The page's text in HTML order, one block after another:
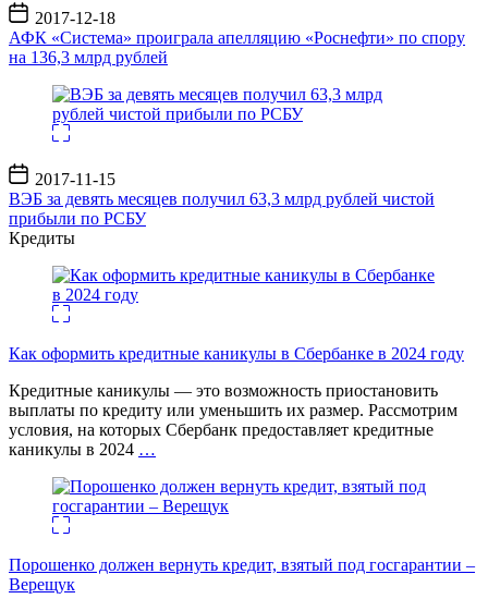
Дата
записи
2017-12-18
АФК «Система» проиграла апелляцию «Роснефти» по спору
на 136,3 млрд рублей
Дата
записи
2017-11-15
ВЭБ за девять месяцев получил 63,3 млрд рублей чистой
прибыли по РСБУ
Кредиты
Как оформить кредитные каникулы в Сбербанке в 2024 году
Кредитные каникулы — это возможность приостановить
выплаты по кредиту или уменьшить их размер. Рассмотрим
условия, на которых Сбербанк предоставляет кредитные
каникулы в 2024 …
Порошенко должен вернуть кредит, взятый под госгарантии –
Верещук